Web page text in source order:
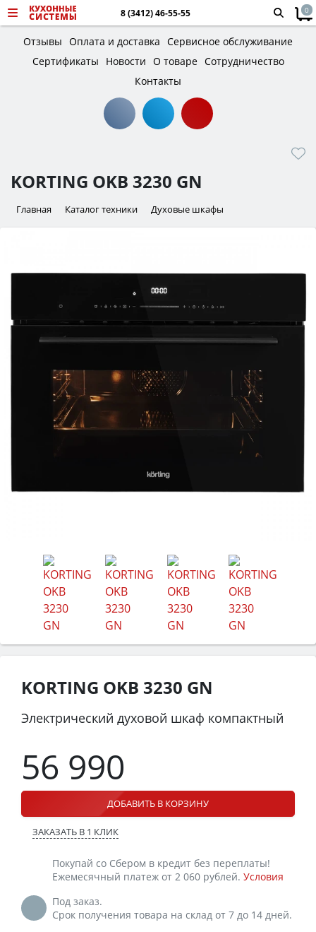
8 (3412) 46-55-55 0
Отзывы Оплата и доставка Сервисное обслуживание
Сертификаты
Новости О товаре Сотрудничество
Контакты
KORTING OKB 3230 GN
Главная Каталог техники Духовые шкафы
KORTING OKB 3230 GN
Электрический духовой шкаф компактный
56 990
ДОБАВИТЬ В КОРЗИНУ
ЗАКАЗАТЬ В 1 КЛИК
Покупай со Сбером в кредит без переплаты!
Ежемесячный платеж от 2 060 рублей. Условия
Под заказ.
Срок получения товара на склад от 7 до 14 дней.